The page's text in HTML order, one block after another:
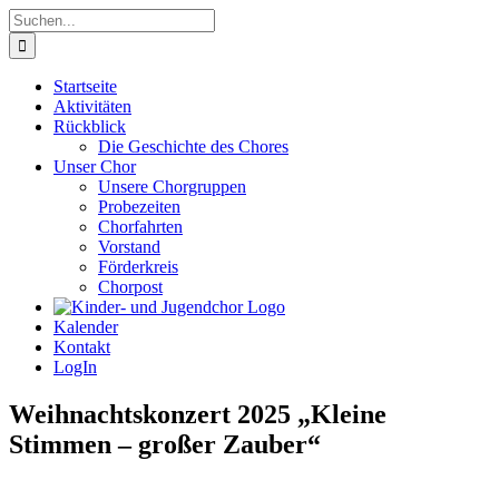
Zum
Inhalt
springen
Suche
nach:
Startseite
Aktivitäten
Rückblick
Die Geschichte des Chores
Unser Chor
Unsere Chorgruppen
Probezeiten
Chorfahrten
Vorstand
Förderkreis
Chorpost
Kalender
Kontakt
LogIn
Weihnachtskonzert 2025 „Kleine
Stimmen – großer Zauber“